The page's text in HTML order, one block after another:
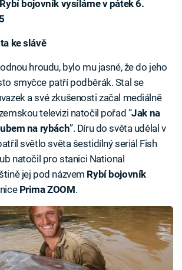
bojovník vysíláme v pátek 6.
ke slávě
hroudu, bylo mu jasné, že do jeho
smyčce patří podběrák. Stal se
a své zkušenosti začal mediálně
televizi natočil pořad “Jak na
na rybách”. Díru do světa udělal v
světlo světa šestidílný seriál Fish
natočil pro stanici National
jej pod názvem Rybí bojovník
Prima ZOOM.